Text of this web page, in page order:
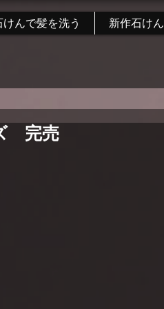
けんで髪を洗う 新作石けん
完売